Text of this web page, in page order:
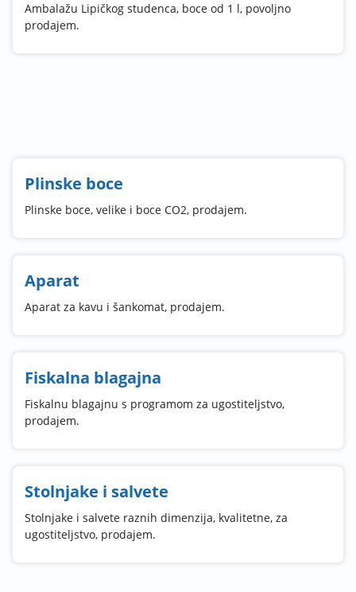
Ambalažu Lipičkog studenca, boce od 1 l, povoljno
prodajem.
Plinske boce
Plinske boce, velike i boce CO2, prodajem.
Aparat
Aparat za kavu i šankomat, prodajem.
Fiskalna blagajna
Fiskalnu blagajnu s programom za ugostiteljstvo,
prodajem.
Stolnjake i salvete
Stolnjake i salvete raznih dimenzija, kvalitetne, za
ugostiteljstvo, prodajem.